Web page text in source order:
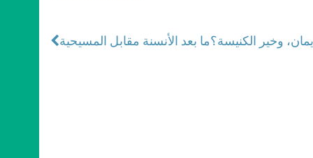
ما بعد الأنسنة مقابل المسيحيةوخير الكنيسة؟